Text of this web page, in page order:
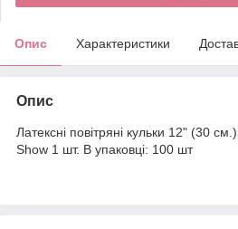
Опис Характеристики
Опис
Латексні повітряні кульки 12" (30
Show 1 шт. В упаковці: 100 шт